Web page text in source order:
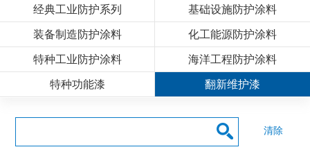
经典工业防护系列 基础设施防护涂料
装备制造防护涂料 化工能源防护涂料
特种工业防护涂料 海洋工程防护涂料
特种功能漆 翻新维护漆
清除